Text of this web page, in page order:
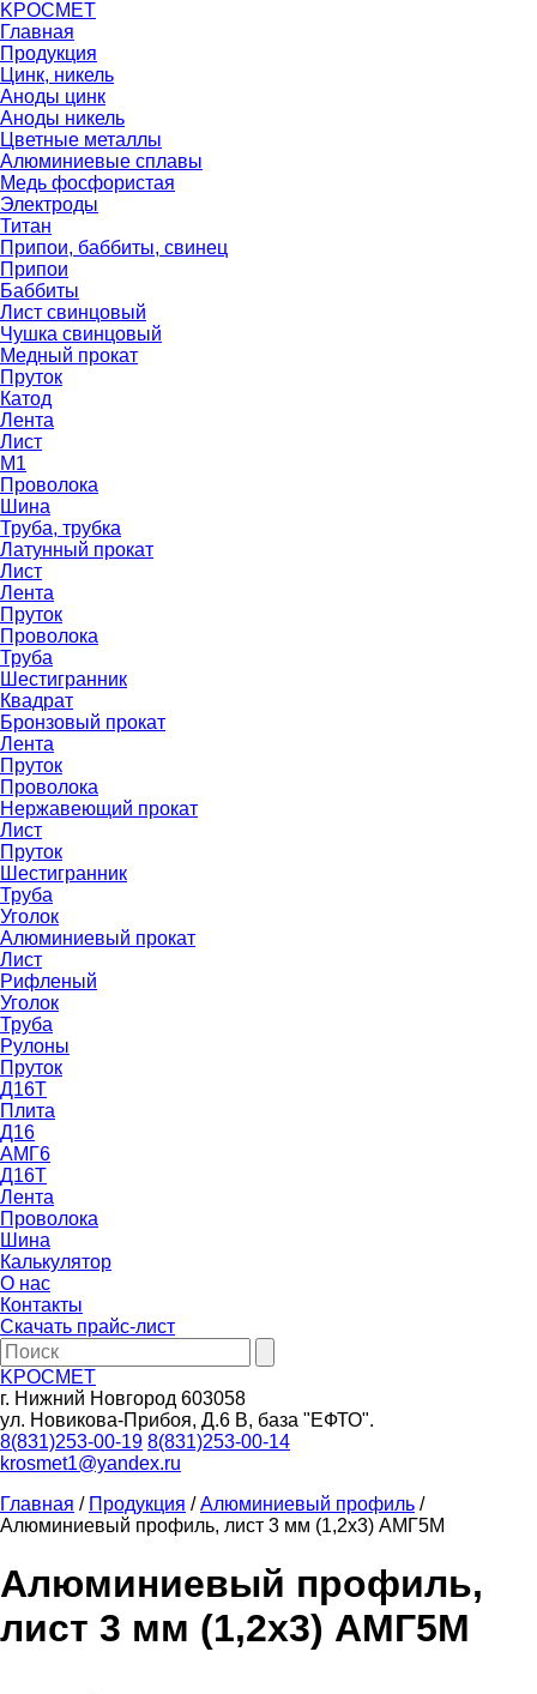
KРОСМ ЕТ
Главная
Продукция
Цинк, никель
Аноды цинк
Аноды никель
Цветные металлы
Алюминиевые сплавы
Медь фосфористая
Электроды
Титан
Припои, баббиты, свинец
Припои
Баббиты
Лист свинцовый
Чушка свинцовый
Медный прокат
Пруток
Катод
Лента
Лист
М1
Проволока
Шина
Труба, трубка
Латунный прокат
Лист
Лента
Пруток
Проволока
Труба
Шестигранник
Квадрат
Бронзовый прокат
Лента
Пруток
Проволока
Нержавеющий прокат
Лист
Пруток
Шестигранник
Труба
Уголок
Алюминиевый прокат
Лист
Рифленый
Уголок
Труба
Рулоны
Пруток
Д16Т
Плита
Д16
АМГ6
Д16Т
Лента
Проволока
Шина
Калькулятор
О нас
Контакты
Скачать прайс-лист
KРОСМЕТ
г. Нижний Новгород 603058
ул. Новикова-Прибоя, Д.6 В, база "ЕФТО".
8(831)253-00-19 8(831)253-00-14
krosmet1@yandex.ru
Главная / Продукция /Алюминиевый профиль /
Алюминиевый профиль, лист 3 мм (1,2х3) АМГ5М
Алюминиевый профиль,
лист 3 мм (1,2х3) АМГ5М